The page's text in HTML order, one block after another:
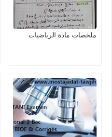
ملخصات مادة الرياضيات